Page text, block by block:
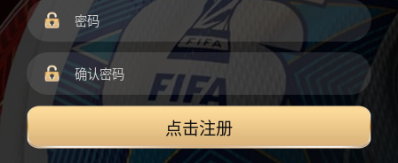
点击注册